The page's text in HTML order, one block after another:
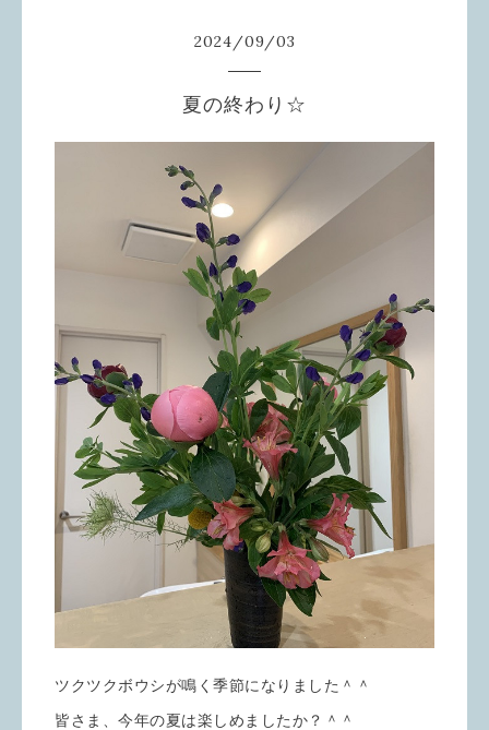
2024/09/03
夏の終わり☆
ツクツクボウシが鳴く季節になりました＾＾
皆さま、今年の夏は楽しめましたか？＾＾